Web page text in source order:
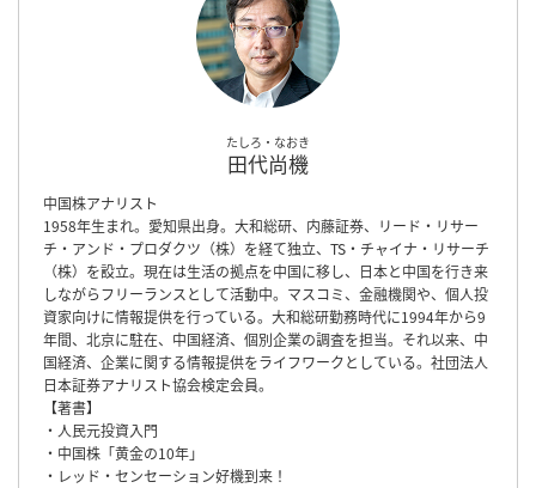
たしろ・なおき
田代尚機
中国株アナリスト
1958年生まれ。愛知県出身。大和総研、内藤証券、リード・リサー
チ・アンド・プロダクツ（株）を経て独立、TS・チャイナ・リサーチ
（株）を設立。現在は生活の拠点を中国に移し、日本と中国を行き来
しながらフリーランスとして活動中。マスコミ、金融機関や、個人投
資家向けに情報提供を行っている。大和総研勤務時代に1994年から9
年間、北京に駐在、中国経済、個別企業の調査を担当。それ以来、中
国経済、企業に関する情報提供をライフワークとしている。社団法人
日本証券アナリスト協会検定会員。
【著書】
・人民元投資入門
・中国株「黄金の10年」
・レッド・センセーション好機到来！